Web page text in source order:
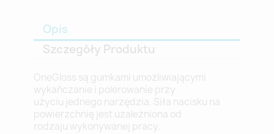
Opis
Szczegóły Produktu
OneGloss są gumkami umożliwiającymi
wykańczanie i polerowanie przy
użyciu jednego narzędzia. Siła nacisku na
powierzchnię jest uzależniona od
rodzaju wykonywanej pracy.